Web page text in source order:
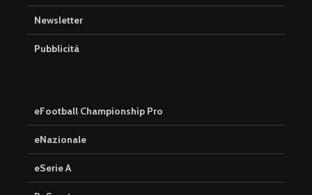
Newsletter
Pubblicità
eFootball Championship Pro
eNazionale
eSerie A